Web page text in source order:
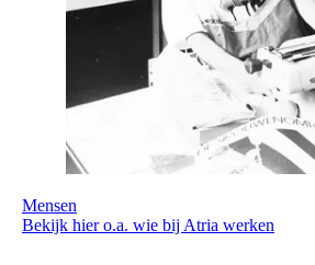
Mensen
Bekijk hier o.a. wie bij Atria werken